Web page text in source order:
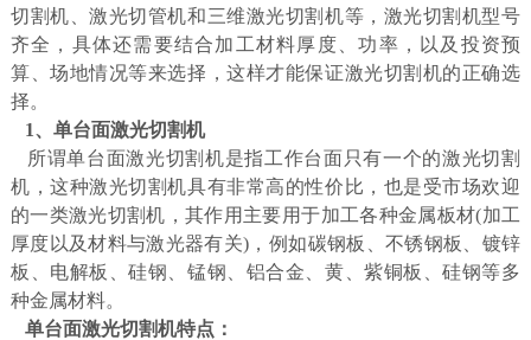
切割机、激光切管机和三维激光切割机等，激光切割机型号
齐全，具体还需要结合加工材料厚度、功率，以及投资预
算、场地情况等来选择，这样才能保证激光切割机的正确选
择。
1、单台面激光切割机
所谓单台面激光切割机是指工作台面只有一个的激光切割
机，这种激光切割机具有非常高的性价比，也是受市场欢迎
的一类激光切割机，其作用主要用于加工各种金属板材(加工
厚度以及材料与激光器有关)，例如碳钢板、不锈钢板、镀锌
板、电解板、硅钢、锰钢、铝合金、黄、紫铜板、硅钢等多
种金属材料。
单台面激光切割机特点：